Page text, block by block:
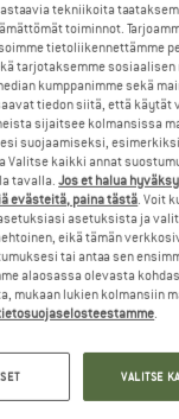
Experience
tekniikoita
toiminnot.
tietoliikennettämme
tarjotaksemme sosiaalisen
kumppanimme sekä
tiedon siitä, että käytät
sijaitsee kolmansissa
suojaamiseksi,
Valitse kaikki annat
tavalla.Jos et halua
evästeitä, paina tästä. Voit
asetuksista ja
eikä tämän
tai antaa sen
alaosassa olevasta
mukaan lukien kolmansiin
.
VALITSE